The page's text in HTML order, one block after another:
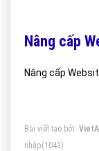
Nâng cấp
Nâng cấp
Bài viết tạo bởi:
nhập(1043)